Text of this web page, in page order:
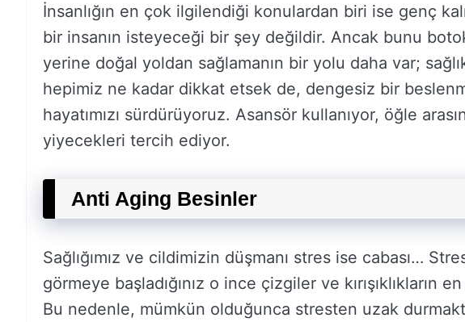
İnsanlığın en çok ilgilendiği konulardan biri ise genç
bir insanın isteyeceği bir şey değildir. Ancak bunu
yerine doğal yoldan sağlamanın bir yolu daha var;
hepimiz ne kadar dikkat etsek de, dengesiz bir
hayatımızı sürdürüyoruz. Asansör kullanıyor, öğle
yiyecekleri tercih ediyor.
Anti Aging Besinler
Sağlığımız ve cildimizin düşmanı stres ise cabası…
görmeye başladığınız o ince çizgiler ve kırışıklıkların
Bu nedenle, mümkün olduğunca stresten uzak